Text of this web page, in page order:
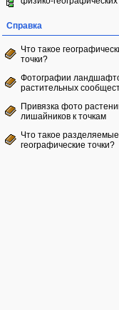
Справка
Что такое
точки?
Фотографии
растительных
Привязка фото
лишайников к точкам
Что такое разделяемые
географические точки?